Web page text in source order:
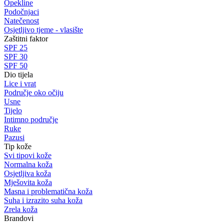
Opekline
Podočnjaci
Natečenost
Osjetljivo tjeme - vlasište
Zaštitni faktor
SPF 25
SPF 30
SPF 50
Dio tijela
Lice i vrat
Područje oko očiju
Usne
Tijelo
Intimno područje
Ruke
Pazusi
Tip kože
Svi tipovi kože
Normalna koža
Osjetljiva koža
Mješovita koža
Masna i problematična koža
Suha i izrazito suha koža
Zrela koža
Brandovi